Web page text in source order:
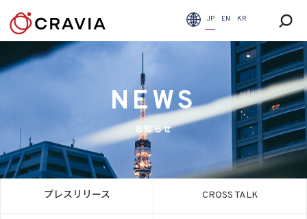
JP EN KR
NEWS
お知らせ
プレスリリース CROSS TALK